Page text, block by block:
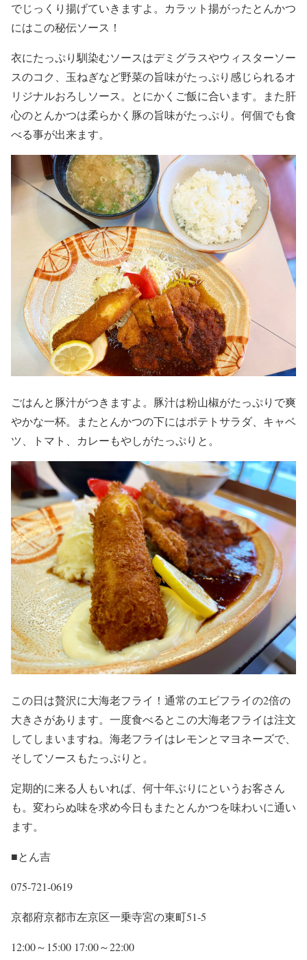
でじっくり揚げていきますよ。カラット揚がったとんかつ
にはこの秘伝ソース！
衣にたっぷり馴染むソースはデミグラスやウィスターソー
スのコク、玉ねぎなど野菜の旨味がたっぷり感じられるオ
リジナルおろしソース。とにかくご飯に合います。また肝
心のとんかつは柔らかく豚の旨味がたっぷり。何個でも食
べる事が出来ます。
ごはんと豚汁がつきますよ。豚汁は粉山椒がたっぷりで爽
やかな一杯。またとんかつの下にはポテトサラダ、キャベ
ツ、トマト、カレーもやしがたっぷりと。
この日は贅沢に大海老フライ！通常のエビフライの2倍の
大きさがあります。一度食べるとこの大海老フライは注文
してしまいますね。海老フライはレモンとマヨネーズで、
そしてソースもたっぷりと。
定期的に来る人もいれば、何十年ぶりにというお客さん
も。変わらぬ味を求め今日もまたとんかつを味わいに通い
ます。
■とん吉
075-721-0619
京都府京都市左京区一乗寺宮の東町51-5
12:00～15:00 17:00～22:00